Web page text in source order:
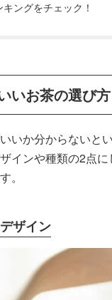
ングをチェック！
いお茶の選び方
いか分からないと
インや種類の2点
。
ザイン